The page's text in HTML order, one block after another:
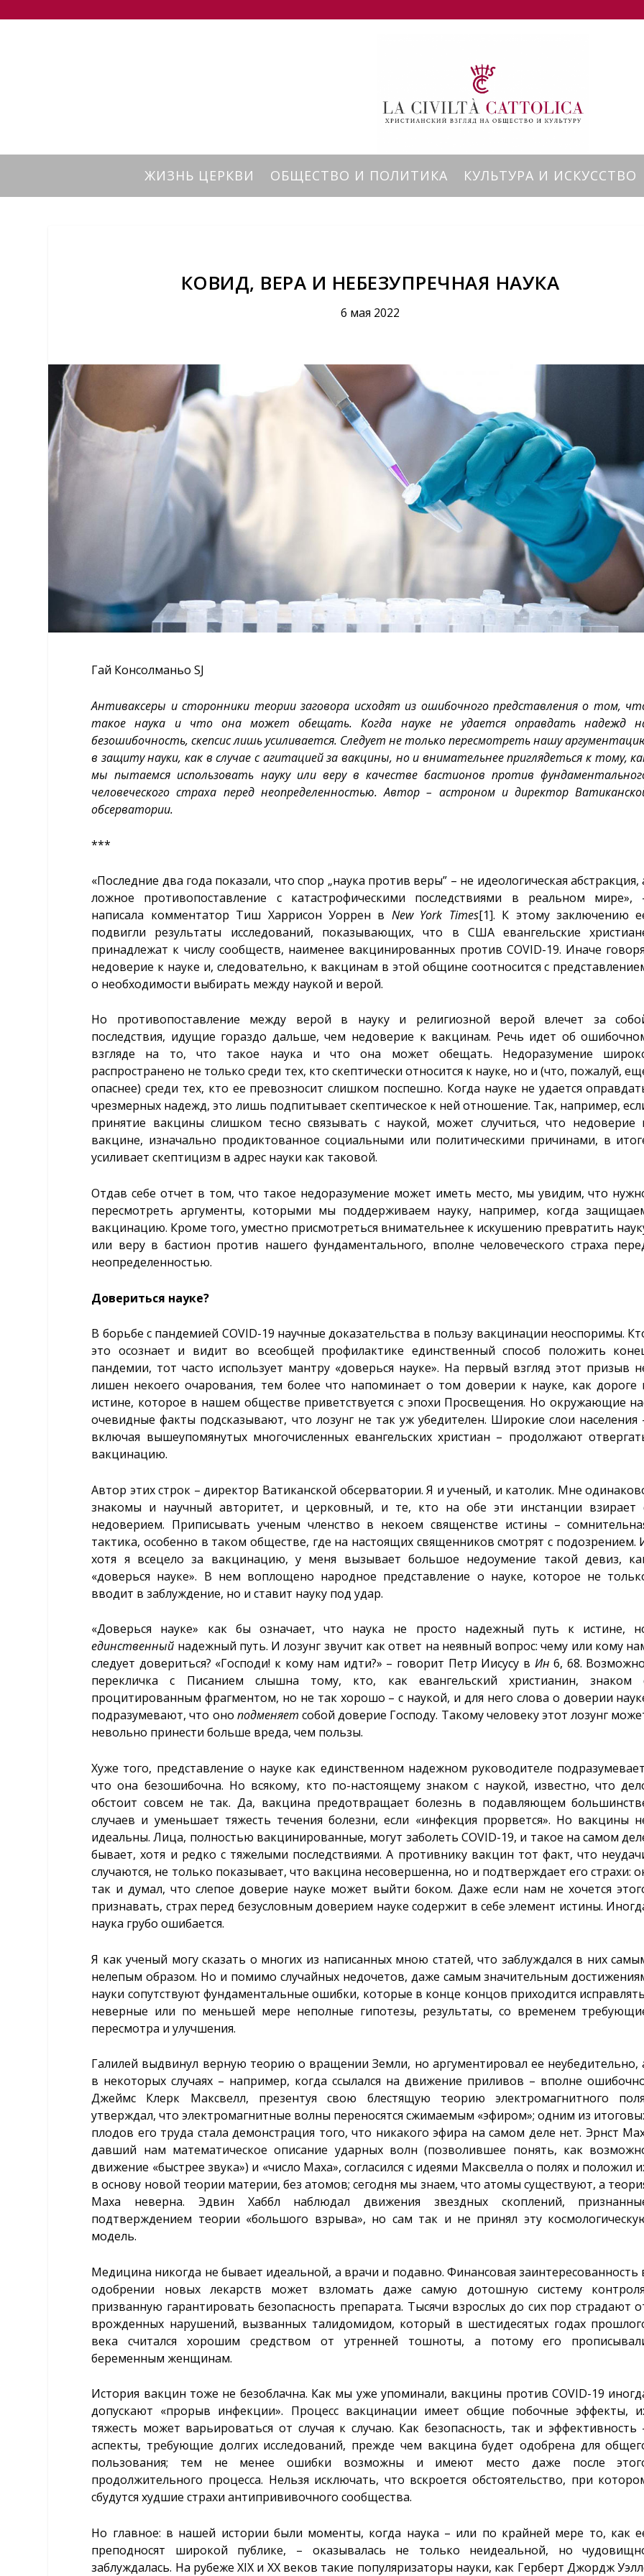
ЖИЗНЬ ЦЕРКВИ ОБЩЕСТВО И ПОЛИТИКА КУЛЬТУРА И ИСКУССТВО
КОВИД, ВЕРА И НЕБЕЗУПРЕЧНАЯ НАУКА
6 мая 2022
Гай Консолманьо SJ
Антиваксеры и сторонники теории заговора исходят из ошибочного представления о том,
такое наука и что она может обещать. Когда науке не удается оправдать надежд
безошибочность, скепсис лишь усиливается. Следует не только пересмотреть нашу
в защиту науки, как в случае с агитацией за вакцины, но и внимательнее приглядеться к тому,
мы пытаемся использовать науку или веру в качестве бастионов против
человеческого страха перед неопределенностью. Автор – астроном и директор
обсерватории.
***
«Последние два года показали, что спор „наука против веры” – не идеологическая абстракция,
ложное противопоставление с катастрофическими последствиями в реальном мире»,
написала комментатор Тиш Харрисон Уоррен в New York Times[1]. К этому заключению
подвигли результаты исследований, показывающих, что в США евангельские
принадлежат к числу сообществ, наименее вакцинированных против COVID-19. Иначе
недоверие к науке и, следовательно, к вакцинам в этой общине соотносится с
о необходимости выбирать между наукой и верой.
Но противопоставление между верой в науку и религиозной верой влечет за
последствия, идущие гораздо дальше, чем недоверие к вакцинам. Речь идет об
взгляде на то, что такое наука и что она может обещать. Недоразумение
распространено не только среди тех, кто скептически относится к науке, но и (что, пожалуй,
опаснее) среди тех, кто ее превозносит слишком поспешно. Когда науке не удается
чрезмерных надежд, это лишь подпитывает скептическое к ней отношение. Так, например,
принятие вакцины слишком тесно связывать с наукой, может случиться, что недоверие
вакцине, изначально продиктованное социальными или политическими причинами, в
усиливает скептицизм в адрес науки как таковой.
Отдав себе отчет в том, что такое недоразумение может иметь место, мы увидим, что
пересмотреть аргументы, которыми мы поддерживаем науку, например, когда
вакцинацию. Кроме того, уместно присмотреться внимательнее к искушению превратить
или веру в бастион против нашего фундаментального, вполне человеческого страха
неопределенностью.
Довериться науке?
В борьбе с пандемией COVID-19 научные доказательства в пользу вакцинации неоспоримы.
это осознает и видит во всеобщей профилактике единственный способ положить
пандемии, тот часто использует мантру «доверься науке». На первый взгляд этот призыв
лишен некоего очарования, тем более что напоминает о том доверии к науке, как дороге
истине, которое в нашем обществе приветствуется с эпохи Просвещения. Но окружающие
очевидные факты подсказывают, что лозунг не так уж убедителен. Широкие слои населения
включая вышеупомянутых многочисленных евангельских христиан – продолжают
вакцинацию.
Автор этих строк – директор Ватиканской обсерватории. Я и ученый, и католик. Мне
знакомы и научный авторитет, и церковный, и те, кто на обе эти инстанции взирает
недоверием. Приписывать ученым членство в некоем священстве истины –
тактика, особенно в таком обществе, где на настоящих священников смотрят с подозрением.
хотя я всецело за вакцинацию, у меня вызывает большое недоумение такой девиз,
«доверься науке». В нем воплощено народное представление о науке, которое не
вводит в заблуждение, но и ставит науку под удар.
«Доверься науке» как бы означает, что наука не просто надежный путь к истине,
единственный надежный путь. И лозунг звучит как ответ на неявный вопрос: чему или кому
следует довериться? «Господи! к кому нам идти?» – говорит Петр Иисусу в Ин 6, 68.
перекличка с Писанием слышна тому, кто, как евангельский христианин, знаком
процитированным фрагментом, но не так хорошо – с наукой, и для него слова о доверии
подразумевают, что оно подменяет собой доверие Господу. Такому человеку этот лозунг
невольно принести больше вреда, чем пользы.
Хуже того, представление о науке как единственном надежном руководителе
что она безошибочна. Но всякому, кто по-настоящему знаком с наукой, известно, что
обстоит совсем не так. Да, вакцина предотвращает болезнь в подавляющем
случаев и уменьшает тяжесть течения болезни, если «инфекция прорвется». Но вакцины
идеальны. Лица, полностью вакцинированные, могут заболеть COVID-19, и такое на самом
бывает, хотя и редко с тяжелыми последствиями. А противнику вакцин тот факт, что
случаются, не только показывает, что вакцина несовершенна, но и подтверждает его страхи:
так и думал, что слепое доверие науке может выйти боком. Даже если нам не хочется
признавать, страх перед безусловным доверием науке содержит в себе элемент истины.
наука грубо ошибается.
Я как ученый могу сказать о многих из написанных мною статей, что заблуждался в них
нелепым образом. Но и помимо случайных недочетов, даже самым значительным
науки сопутствуют фундаментальные ошибки, которые в конце концов приходится
неверные или по меньшей мере неполные гипотезы, результаты, со временем
пересмотра и улучшения.
Галилей выдвинул верную теорию о вращении Земли, но аргументировал ее неубедительно,
в некоторых случаях – например, когда ссылался на движение приливов – вполне
Джеймс Клерк Максвелл, презентуя свою блестящую теорию электромагнитного
утверждал, что электромагнитные волны переносятся сжимаемым «эфиром»; одним из
плодов его труда стала демонстрация того, что никакого эфира на самом деле нет. Эрнст
давший нам математическое описание ударных волн (позволившее понять, как
движение «быстрее звука») и «число Маха», согласился с идеями Максвелла о полях и положил
в основу новой теории материи, без атомов; сегодня мы знаем, что атомы существуют, а
Маха неверна. Эдвин Хаббл наблюдал движения звездных скоплений,
подтверждением теории «большого взрыва», но сам так и не принял эту
модель.
Медицина никогда не бывает идеальной, а врачи и подавно. Финансовая заинтересованность
одобрении новых лекарств может взломать даже самую дотошную систему
призванную гарантировать безопасность препарата. Тысячи взрослых до сих пор страдают
врожденных нарушений, вызванных талидомидом, который в шестидесятых годах
века считался хорошим средством от утренней тошноты, а потому его
беременным женщинам.
История вакцин тоже не безоблачна. Как мы уже упоминали, вакцины против COVID-19
допускают «прорыв инфекции». Процесс вакцинации имеет общие побочные эффекты,
тяжесть может варьироваться от случая к случаю. Как безопасность, так и эффективность
аспекты, требующие долгих исследований, прежде чем вакцина будет одобрена для
пользования; тем не менее ошибки возможны и имеют место даже после
продолжительного процесса. Нельзя исключать, что вскроется обстоятельство, при
сбудутся худшие страхи антипрививочного сообщества.
Но главное: в нашей истории были моменты, когда наука – или по крайней мере то, как
преподносят широкой публике, – оказывалась не только неидеальной, но
заблуждалась. На рубеже XIX и XX веков такие популяризаторы науки, как Герберт Джордж